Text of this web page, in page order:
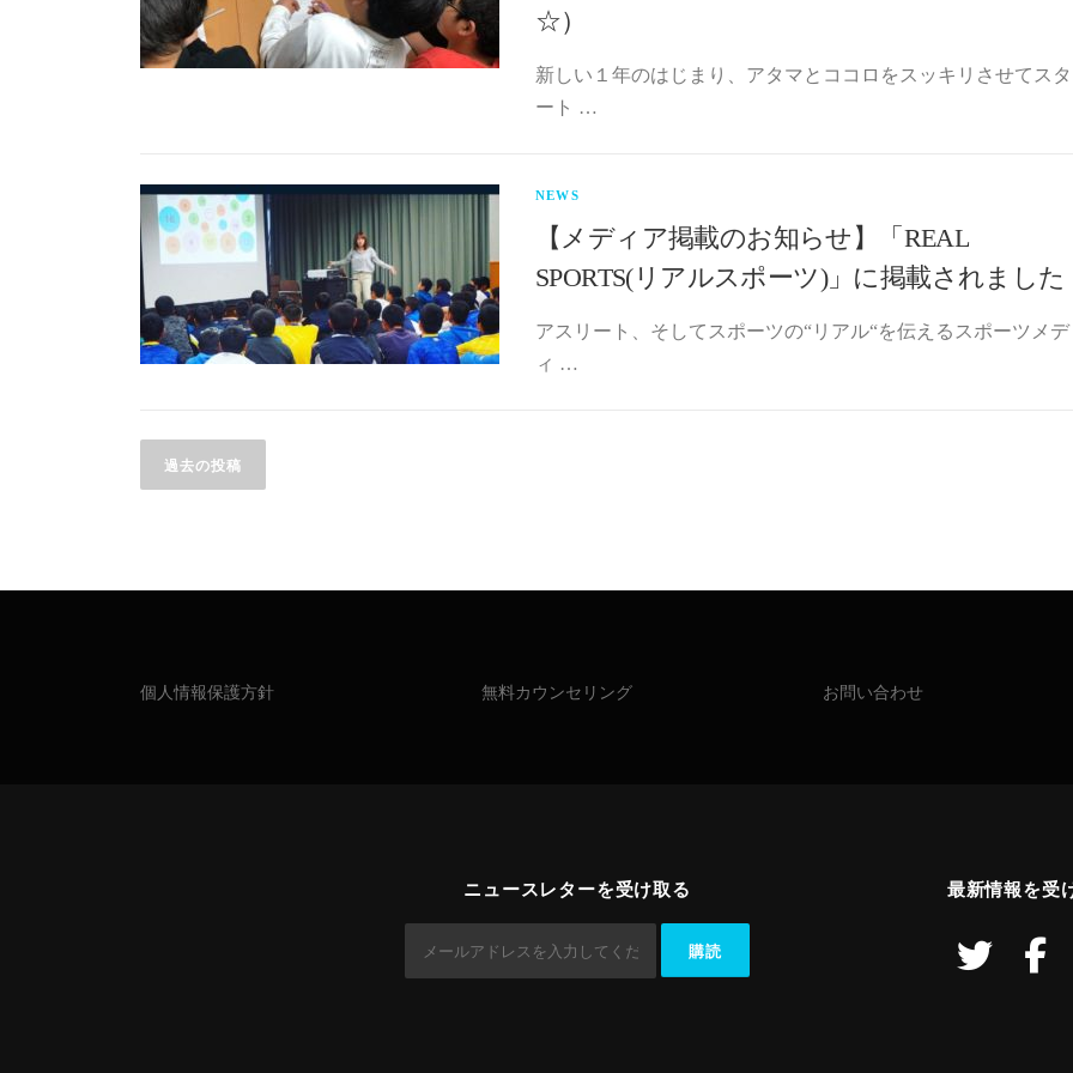
☆）
新しい１年のはじまり、アタマとココロをスッキリさせてスタ
ート …
NEWS
【メディア掲載のお知らせ】「REAL
SPORTS(リアルスポーツ)」に掲載されました
アスリート、そしてスポーツの“リアル“を伝えるスポーツメデ
ィ …
投
稿
シ
過去の投稿
個人情報保護方針 無料カウンセリング お問い合わせ
ニュースレターを受け取る 最新情報を受